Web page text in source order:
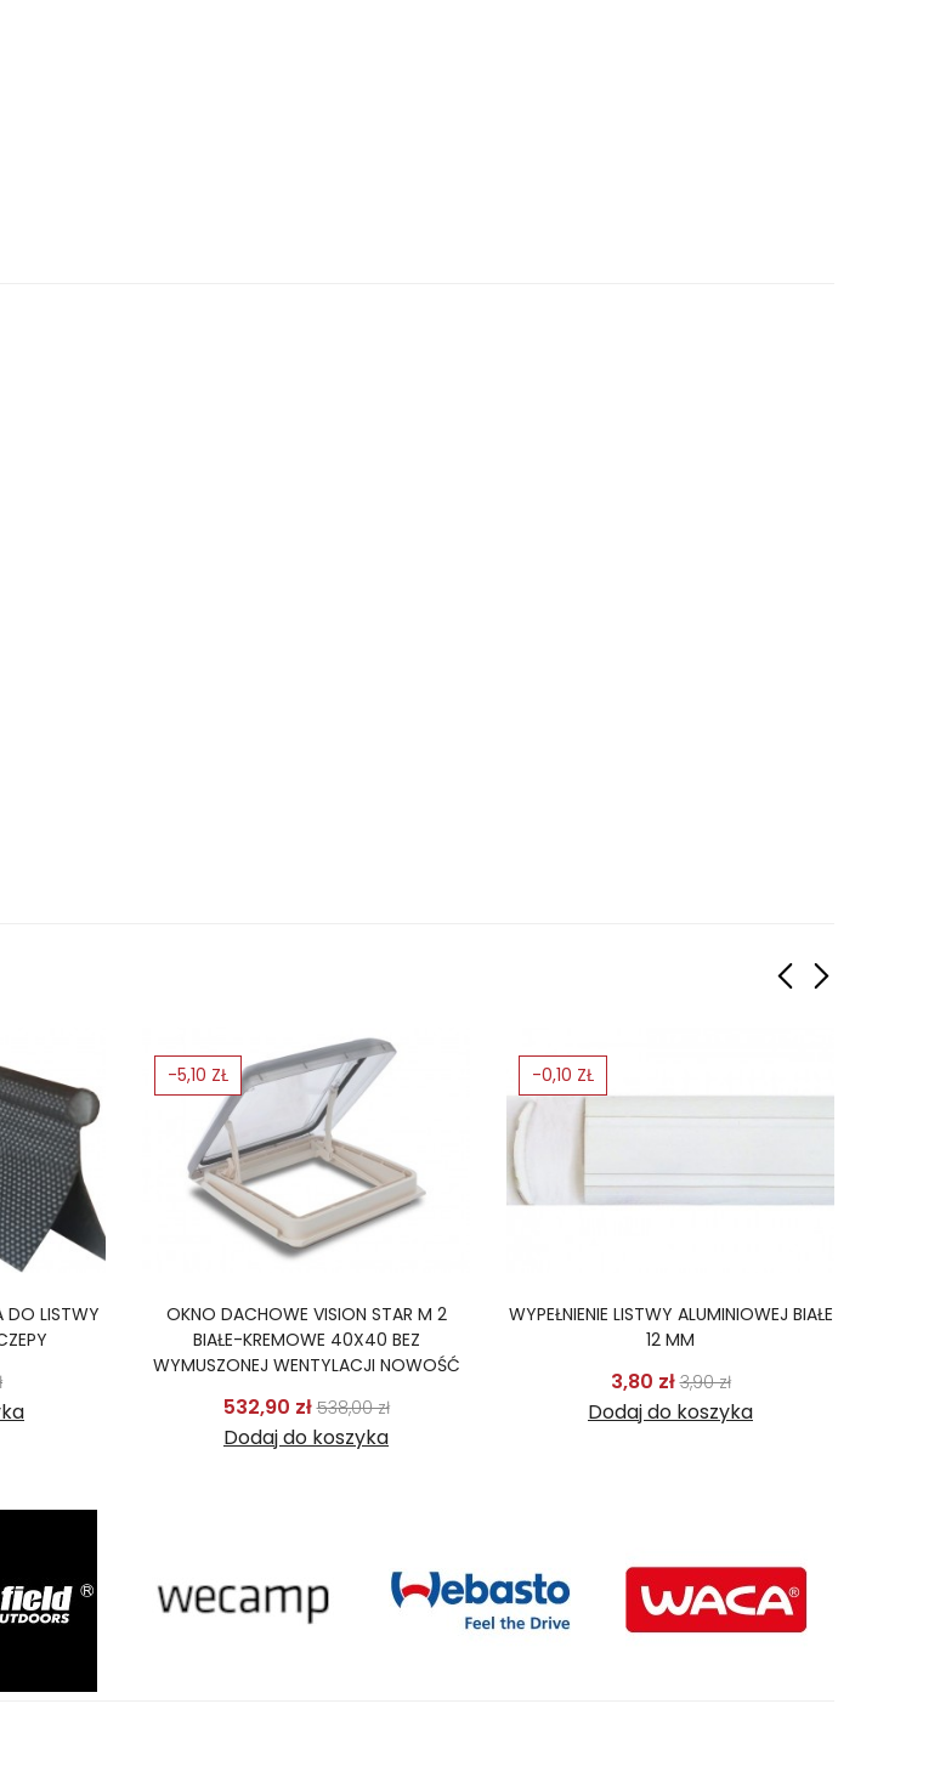
DO LISTWY
Cena
OKNO DACHOWE VISION STAR M 2
BIAŁE-KREMOWE 40X40 BEZ
WYMUSZONEJ WENTYLACJI NOWOŚĆ
532,90 złCena podstawowa
538,00 złCena
Dodaj do koszyka
-5,10 ZŁ
WYPEŁNIENIE LISTWY ALUMINIOWEJ BIAŁE
12 MM
3,80 złCena podstawowa
3,90 złCena
Dodaj do koszyka
-0,10 ZŁ